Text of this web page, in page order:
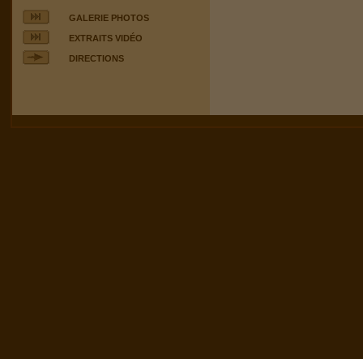
GALERIE PHOTOS
EXTRAITS VIDÉO
DIRECTIONS